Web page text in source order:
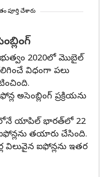
పూర్తి చేశారు
2020లో మొబైల్‌
విధంగా పలు
ప్రక్రియను
యాపిల్‌ భారత్‌లో 22
తయారు చేసింది.
ఐఫోన్లను ఇతర